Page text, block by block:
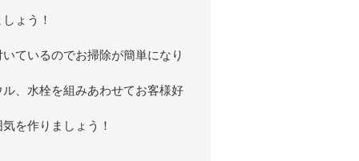
ょう！
ているのでお掃除が簡単になり
、水栓を組みあわせてお客様好
を作りましょう！